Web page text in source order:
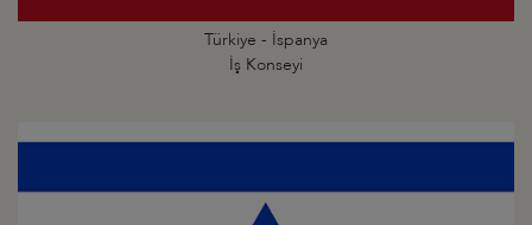
Türkiye - İspanya
İş Konseyi